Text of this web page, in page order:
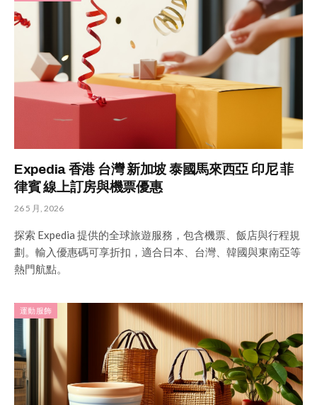
Expedia 香港 台灣 新加坡 泰國馬來西亞 印尼 菲
律賓 線上訂房與機票優惠
26 5 月, 2026
探索 Expedia 提供的全球旅遊服務，包含機票、飯店與行程規
劃。輸入優惠碼可享折扣，適合日本、台灣、韓國與東南亞等
熱門航點。
運動服飾